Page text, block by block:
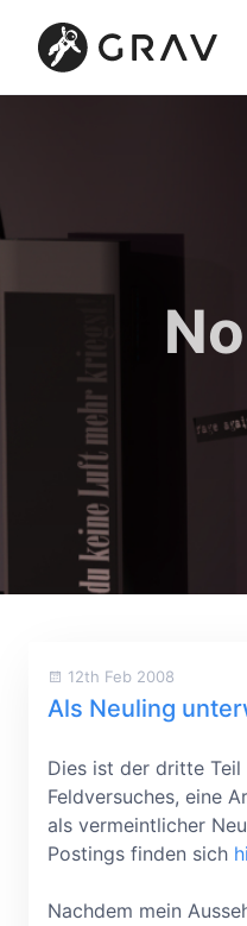
12th Feb 2008
Als Neuling
Dies ist der dritte
Feldversuches, eine
als vermeintlicher
Postings finden sich
Nachdem mein